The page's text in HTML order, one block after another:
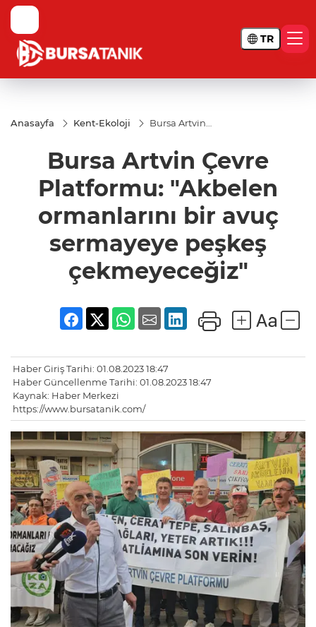
TR
Anasayfa Kent-Ekoloji
Bursa Artvin
"Akbelen
ormanlarını bir
avuç
sermayeye
çekmeyeceğiz"
Bursa Artvin Çevre
Platformu: "Akbelen
ormanlarını bir avuç
sermayeye peşkeş
çekmeyeceğiz"
Haber Giriş Tarihi: 01.08.2023 18:47
Haber Güncellenme Tarihi: 01.08.2023 18:47
Kaynak: Haber Merkezi
https://www.bursatanik.com/